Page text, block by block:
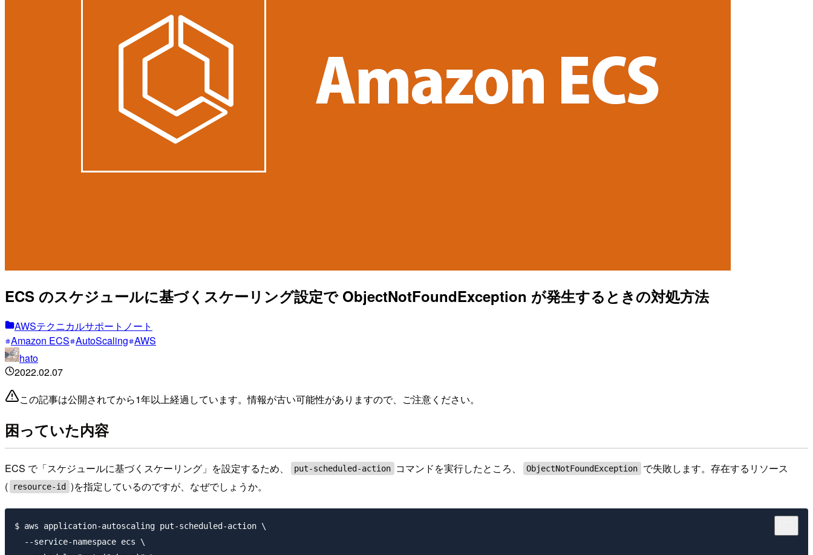
ECS のスケジュールに基づくスケーリング設定で ObjectNotFoundException が発生するときの対処方法
AWSテクニカルサポートノート
Amazon ECS AutoScaling AWS
hato
2022.02.07
この記事は公開されてから1年以上経過しています。情報が古い可能性がありますので、ご注意ください。
困っていた内容
ECS で「スケジュールに基づくスケーリング」を設定するため、 put-scheduled-action コマンドを実行したところ、 ObjectNotFoundException
で失敗します。存在するリソース
(
resource-id )を指定しているのですが、なぜでしょうか。
$ aws application-autoscaling put-scheduled-action \
  --service-namespace ecs \